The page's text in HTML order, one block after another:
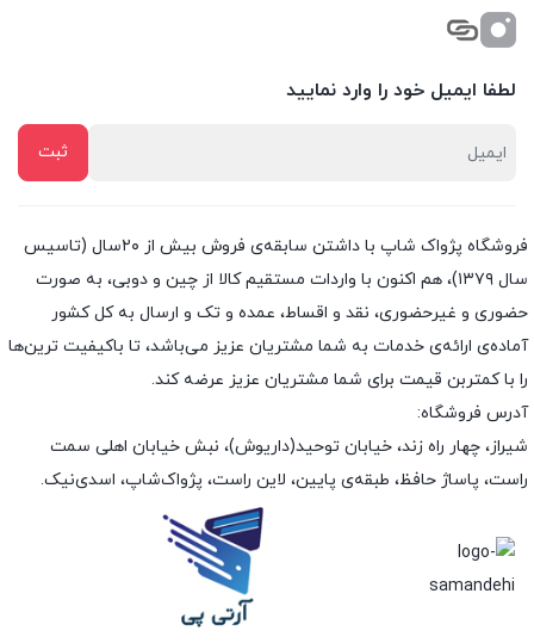
لطفا ایمیل خود را وارد نمایید
فروشگاه پژواک شاپ با داشتن سابقه‌ی فروش بیش از ۲۰سال (تاسیس
سال ۱۳۷۹)، هم اکنون با واردات مستقیم کالا از چین و دوبی، به صورت
حضوری و غیرحضوری، نقد و اقساط، عمده و تک و ارسال به کل کشور
آماده‌ی ارائه‌ی خدمات به شما مشتریان عزیز می‌باشد، تا باکیفیت ترین‌ها
را با کمتربن قیمت برای شما مشتریان عزیز عرضه کند.
آدرس فروشگاه:
شیراز، چهار راه زند، خیابان توحید(داریوش)، نبش خیابان اهلی سمت
راست، پاساژ حافظ، طبقه‌ی پایین، لاین راست، پژواک‌شاپ، اسدی‌نیک.